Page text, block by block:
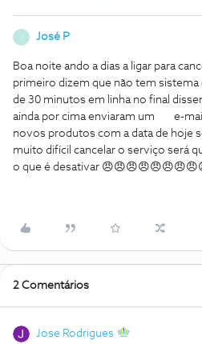
José P
Boa noite ando a dias a ligar para
primeiro dizem que não tem
de 30 minutos em linha no final
ainda por cima enviaram um e-
novos produtos com a data de hoje
muito difícil cancelar o serviço será
o que é desativar
2 Comentários
Jose Rodrigues